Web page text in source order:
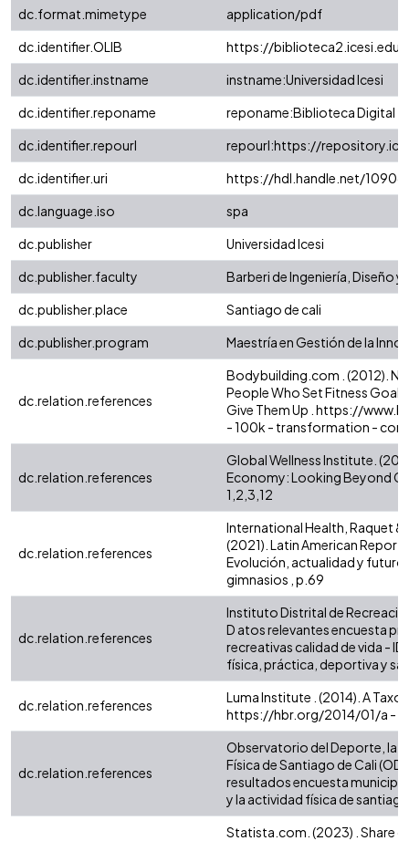
dc.format.mimetype
application/pdf
dc.identifier.OLIB
https://
dc.identifier.instname
instname:Universidad Icesi
dc.identifier.reponame
reponame:Biblioteca Digital
dc.identifier.repourl
repourl:https://
dc.identifier.uri
https://hdl.handle.net/
dc.language.iso
spa
dc.publisher
Universidad Icesi
dc.publisher.faculty
Barberi de Ingeniería, Diseño
dc.publisher.place
Santiago de cali
dc.publisher.program
Maestría en Gestión de la
dc.relation.references
Bodybuilding.com . (2012).
People Who Set Fitness
Give Them Up . https://
- 100k - transformation -
dc.relation.references
Global Wellness Institute.
Economy: Looking Beyond
1,2,3,12
dc.relation.references
International Health, Raquet
(2021). Latin American
Evolución, actualidad y futuro
gimnasios , p.69
dc.relation.references
Instituto Distrital de
D atos relevantes encuesta
recreativas calidad de vida -
física, práctica, deportiva y
dc.relation.references
Luma Institute . (2014). A
https://hbr.org/2014/01/a -
dc.relation.references
Observatorio del Deporte, la
Física de Santiago de Cali
resultados encuesta
y la actividad física de santiago
Statista.com. (2023) . Share